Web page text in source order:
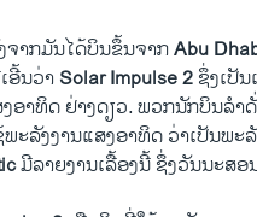
ຈາກ​ມັນໄດ້ບິນ​ຂຶ້ນ​ຈາກAbu
ອີ້ນ​ວ່າ Solar Impulse 2ຊຶ່ງ​ເປັ
ອາທິດ ຢ່າງດຽວ. ພວກ​ນັກ​ບິນລ
ະລັງງານ​ແສງ​ອາທິດ ວ່າ​ເປັນ​ພ
ມີລາຍ​ງານເລື້ອງນີ້​ ​ຊຶ່ງວັນນະ​ສ